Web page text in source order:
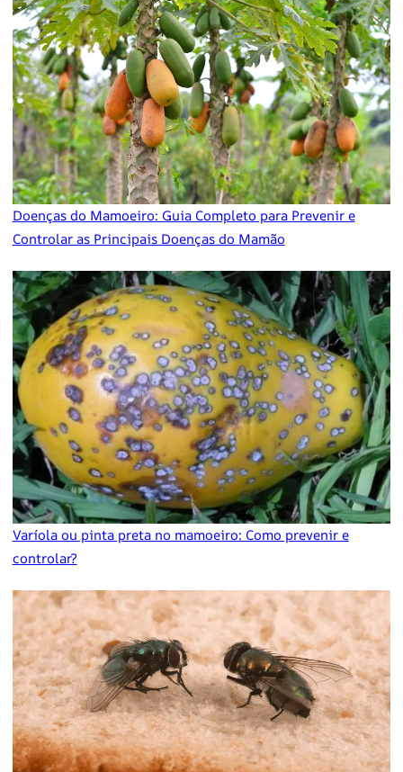
Doenças do Mamoeiro: Guia Completo para Prevenir e
Controlar as Principais Doenças do Mamão
Varíola ou pinta preta no mamoeiro: Como prevenir e
controlar?